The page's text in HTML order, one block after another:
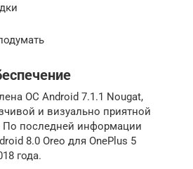
ОС Android 7.1.1 Nougat,
и визуально приятной
По последней информации
8.0 Oreo для OnePlus 5
года.